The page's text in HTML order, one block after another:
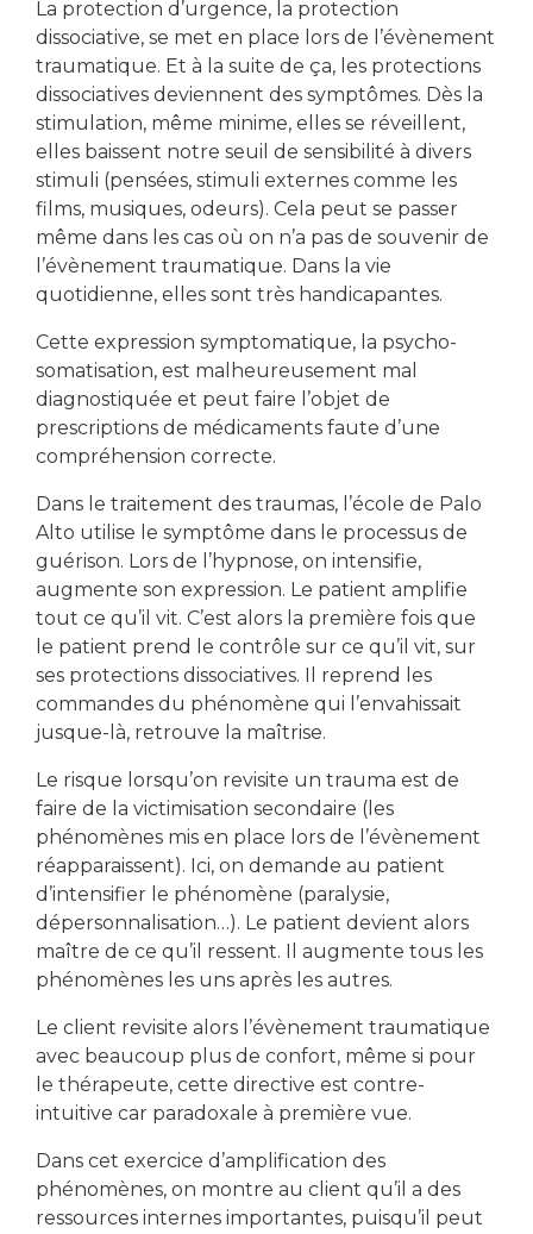
La protection d’urgence, la protection
dissociative, se met en place lors de l’évènement
traumatique. Et à la suite de ça, les protections
dissociatives deviennent des symptômes. Dès la
stimulation, même minime, elles se réveillent,
elles baissent notre seuil de sensibilité à divers
stimuli (pensées, stimuli externes comme les
films, musiques, odeurs). Cela peut se passer
même dans les cas où on n’a pas de souvenir de
l’évènement traumatique. Dans la vie
quotidienne, elles sont très handicapantes.
Cette expression symptomatique, la psycho-
somatisation, est malheureusement mal
diagnostiquée et peut faire l’objet de
prescriptions de médicaments faute d’une
compréhension correcte.
Dans le traitement des traumas, l’école de Palo
Alto utilise le symptôme dans le processus de
guérison. Lors de l’hypnose, on intensifie,
augmente son expression. Le patient amplifie
tout ce qu’il vit. C’est alors la première fois que
le patient prend le contrôle sur ce qu’il vit, sur
ses protections dissociatives. Il reprend les
commandes du phénomène qui l’envahissait
jusque-là, retrouve la maîtrise.
Le risque lorsqu’on revisite un trauma est de
faire de la victimisation secondaire (les
phénomènes mis en place lors de l’évènement
réapparaissent). Ici, on demande au patient
d’intensifier le phénomène (paralysie,
dépersonnalisation…). Le patient devient alors
maître de ce qu’il ressent. Il augmente tous les
phénomènes les uns après les autres.
Le client revisite alors l’évènement traumatique
avec beaucoup plus de confort, même si pour
le thérapeute, cette directive est contre-
intuitive car paradoxale à première vue.
Dans cet exercice d’amplification des
phénomènes, on montre au client qu’il a des
ressources internes importantes, puisqu’il peut